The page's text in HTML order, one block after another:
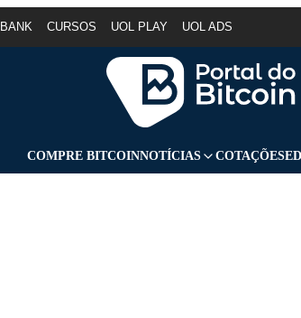
CURSOS UOL PLAY UOL ADS
COMPRE BITCOINNOTÍCIAS COTAÇÕES